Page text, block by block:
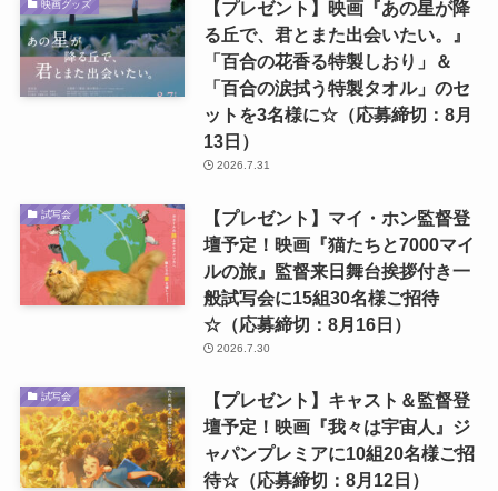
映画グッズ
【プレゼント】映画『あの星が降
る丘で、君とまた出会いたい。』
「百合の花香る特製しおり」＆
「百合の涙拭う特製タオル」のセ
ットを3名様に☆（応募締切：8月
13日）
2026.7.31
試写会
【プレゼント】マイ・ホン監督登
壇予定！映画『猫たちと7000マイ
ルの旅』監督来日舞台挨拶付き一
般試写会に15組30名様ご招待
☆（応募締切：8月16日）
2026.7.30
試写会
【プレゼント】キャスト＆監督登
壇予定！映画『我々は宇宙人』ジ
ャパンプレミアに10組20名様ご招
待☆（応募締切：8月12日）